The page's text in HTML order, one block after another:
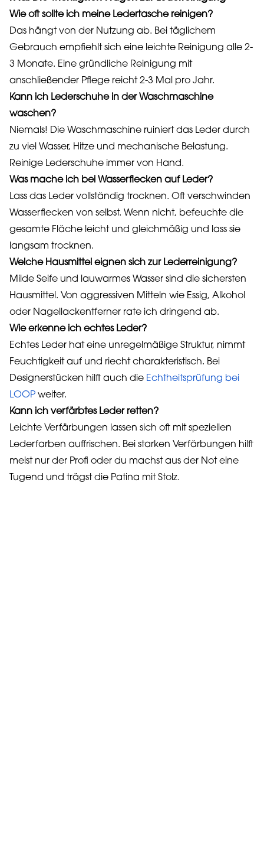
Wie oft sollte ich meine Ledertasche reinigen?
Das hängt von der Nutzung ab. Bei täglichem
Gebrauch empfiehlt sich eine leichte Reinigung alle 2-
3 Monate. Eine gründliche Reinigung mit
anschließender Pflege reicht 2-3 Mal pro Jahr.
Kann ich Lederschuhe in der Waschmaschine
waschen?
Niemals! Die Waschmaschine ruiniert das Leder durch
zu viel Wasser, Hitze und mechanische Belastung.
Reinige Lederschuhe immer von Hand.
Was mache ich bei Wasserflecken auf Leder?
Lass das Leder vollständig trocknen. Oft verschwinden
Wasserflecken von selbst. Wenn nicht, befeuchte die
gesamte Fläche leicht und gleichmäßig und lass sie
langsam trocknen.
Welche Hausmittel eignen sich zur Lederreinigung?
Milde Seife und lauwarmes Wasser sind die sichersten
Hausmittel. Von aggressiven Mitteln wie Essig, Alkohol
oder Nagellackentferner rate ich dringend ab.
Wie erkenne ich echtes Leder?
Echtes Leder hat eine unregelmäßige Struktur, nimmt
Feuchtigkeit auf und riecht charakteristisch. Bei
Designerstücken hilft auch die Echtheitsprüfung bei
LOOP weiter.
Kann ich verfärbtes Leder retten?
Leichte Verfärbungen lassen sich oft mit speziellen
Lederfarben auffrischen. Bei starken Verfärbungen hilft
meist nur der Profi oder du machst aus der Not eine
Tugend und trägst die Patina mit Stolz.